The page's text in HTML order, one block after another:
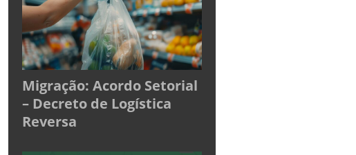
Migração: Acordo Setorial
– Decreto de Logística
Reversa